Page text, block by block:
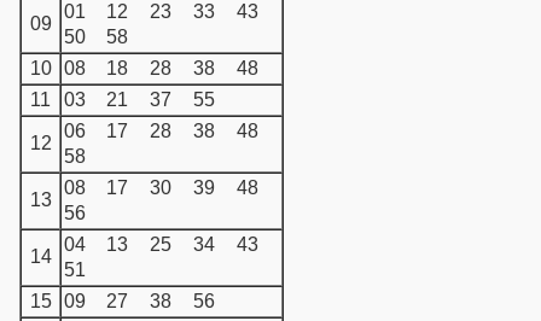
09
01 12 23 33
43
50
58
10
08 18 28 38
48
11
03 21 37 55
12
06 17 28 38
48
58
13
08 17 30 39
48
56
14
04 13 25 34
43
51
15
09 27 38
56